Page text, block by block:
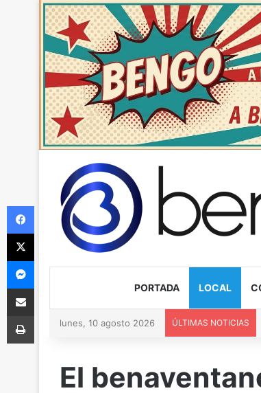
PORTADA LOCAL
lunes, 10 agosto 2026 ÚLTIMAS NOTICIAS
El
Facebook
X
Messenger
Compartir via Email